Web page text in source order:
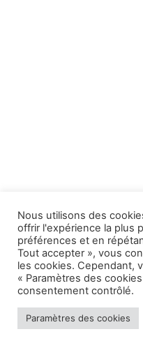
Nous utilisons des
offrir l'expérience la plus
préférences et en
Tout accepter », vous
les cookies. Cependant,
« Paramètres des
consentement contrôlé.
Paramètres des cookies